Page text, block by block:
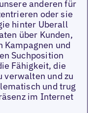
anderen für
oder sie
hinter Uberall
über Kunden,
Kampagnen und
Suchposition
Fähigkeit, die
verwalten und zu
und trug
im Internet